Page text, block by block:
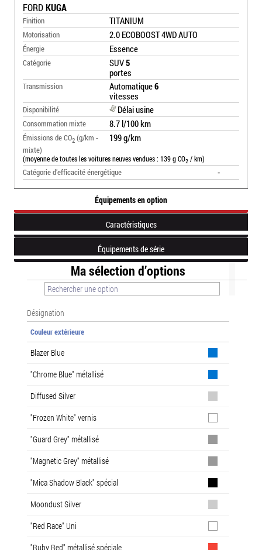
Équipements en option
Caractéristiques
Équipements de série
Ma sélection d’options
Désignation
Couleur extérieure
Blazer Blue
"Chrome Blue" métallisé
Diffused Silver
"Frozen White" vernis
"Guard Grey" métallisé
"Magnetic Grey" métallisé
"Mica Shadow Black" spécial
Moondust Silver
"Red Race" Uni
"Ruby Red" métallisé spéciale
FORDKUGA
Finition TITANIUM
Motorisation 2.0 ECOBOOST 4WD AUTO
Énergie Essence
Catégorie SUV5
portes
Transmission Automatique6
vitesses
Disponibilité Délai usine
Consommation mixte 8.7 l/100 km
Émissions de CO2 (g/km -
mixte)
199 g/km
(moyenne de toutes les voitures neuves vendues : 139 g CO2 / km)
Catégorie d’efficacité énergétique -